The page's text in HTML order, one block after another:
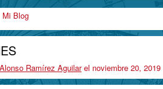
Mi Blog
Ramírez Aguilarel noviembre 20, 2019